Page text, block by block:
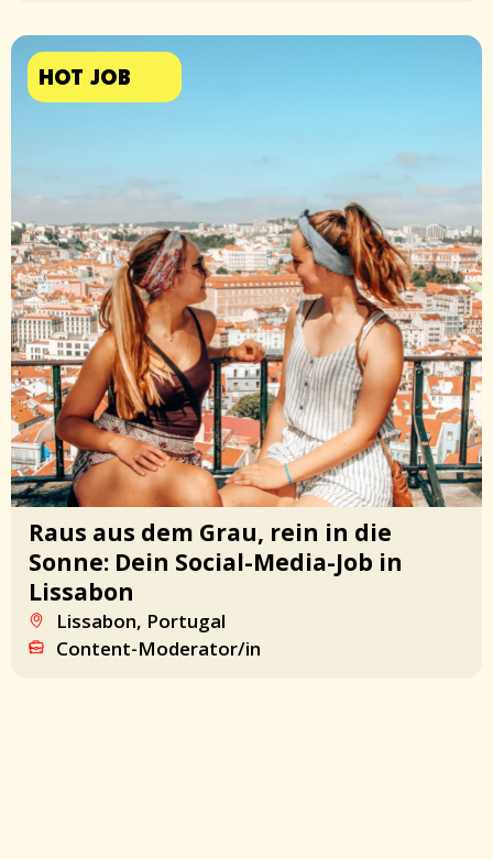
HOT JOB
Raus aus dem Grau, rein in die
Sonne: Dein Social-Media-Job in
Lissabon
Lissabon, Portugal
Content-Moderator/in